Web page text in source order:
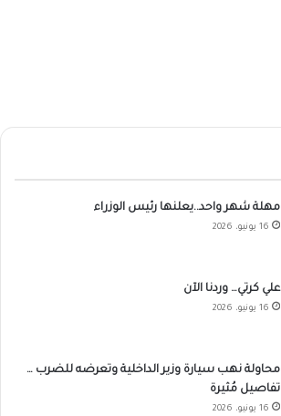
مهلة شهر واحد..يعلنها رئيس الوزراء
16 يونيو، 2026
علي كرتي… وردنا الآن
16 يونيو، 2026
محاولة نهب سيارة وزير الداخلية وتعرضه للضرب …
تفاصيل مُثيرة
16 يونيو، 2026